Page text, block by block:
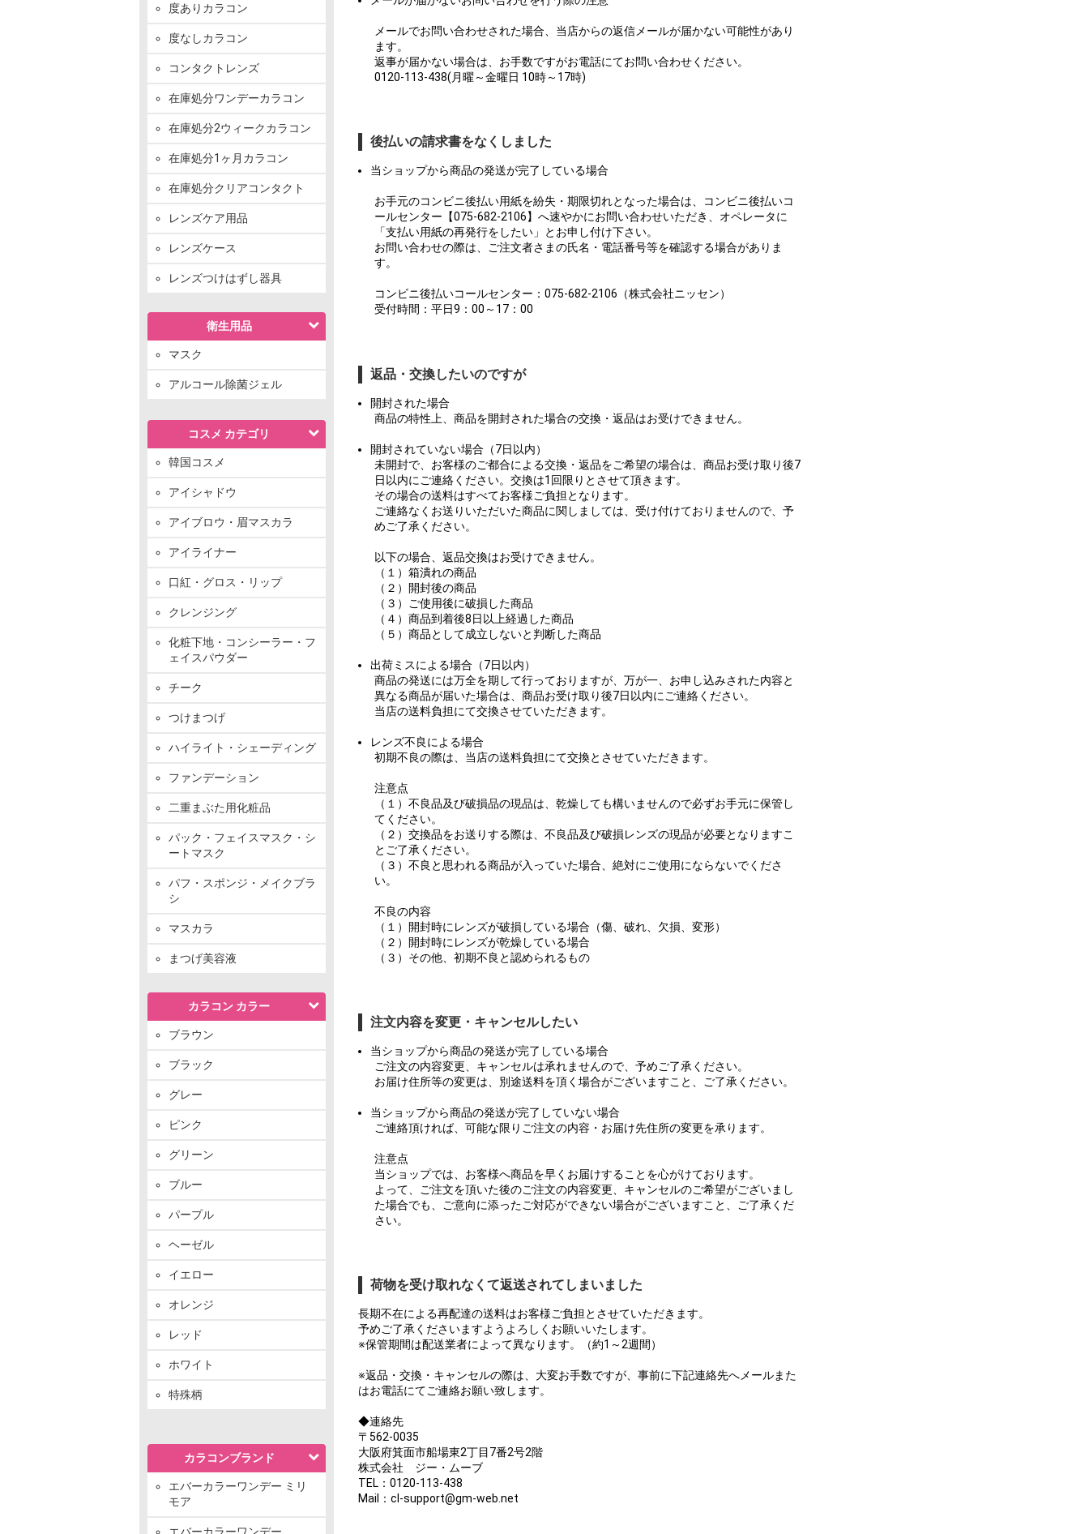
度ありカラコン
度なしカラコン
コンタクトレンズ
在庫処分ワンデーカラコン
在庫処分2ウィークカラコン
在庫処分1ヶ月カラコン
在庫処分クリアコンタクト
レンズケア用品
レンズケース
レンズつけはずし器具
衛生用品
マスク
アルコール除菌ジェル
コスメ カテゴリ
韓国コスメ
アイシャドウ
アイブロウ・眉マスカラ
アイライナー
口紅・グロス・リップ
クレンジング
化粧下地・コンシーラー・フ
ェイスパウダー
チーク
つけまつげ
ハイライト・シェーディング
ファンデーション
二重まぶた用化粧品
パック・フェイスマスク・シ
ートマスク
パフ・スポンジ・メイクブラ
シ
マスカラ
まつげ美容液
カラコン カラー
ブラウン
ブラック
グレー
ピンク
グリーン
ブルー
パープル
ヘーゼル
イエロー
オレンジ
レッド
ホワイト
特殊柄
カラコンブランド
エバーカラーワンデー ミリ
モア
エバーカラーワンデー
メールでお問い合わせされた場合、当店からの返信メールが届かない可能性があり
ます。
返事が届かない場合は、お手数ですがお電話にてお問い合わせください。
0120-113-438(月曜～金曜日 10時～17時)
後払いの請求書をなくしました
当ショップから商品の発送が完了している場合
お手元のコンビニ後払い用紙を紛失・期限切れとなった場合は、コンビニ後払いコ
ールセンター【075-682-2106】へ速やかにお問い合わせいただき、オペレータに
「支払い用紙の再発行をしたい」とお申し付け下さい。
お問い合わせの際は、ご注文者さまの氏名・電話番号等を確認する場合がありま
す。
コンビニ後払いコールセンター：075-682-2106（株式会社ニッセン）
受付時間：平日9：00～17：00
返品・交換したいのですが
開封された場合
商品の特性上、商品を開封された場合の交換・返品はお受けできません。
開封されていない場合（7日以内）
未開封で、お客様のご都合による交換・返品をご希望の場合は、商品お受け取り後7
日以内にご連絡ください。交換は1回限りとさせて頂きます。
その場合の送料はすべてお客様ご負担となります。
ご連絡なくお送りいただいた商品に関しましては、受け付けておりませんので、予
めご了承ください。
以下の場合、返品交換はお受けできません。
（１）箱潰れの商品
（２）開封後の商品
（３）ご使用後に破損した商品
（４）商品到着後8日以上経過した商品
（５）商品として成立しないと判断した商品
出荷ミスによる場合（7日以内）
商品の発送には万全を期して行っておりますが、万が一、お申し込みされた内容と
異なる商品が届いた場合は、商品お受け取り後7日以内にご連絡ください。
当店の送料負担にて交換させていただきます。
レンズ不良による場合
初期不良の際は、当店の送料負担にて交換とさせていただきます。
注意点
（１）不良品及び破損品の現品は、乾燥しても構いませんので必ずお手元に保管し
てください。
（２）交換品をお送りする際は、不良品及び破損レンズの現品が必要となりますこ
とご了承ください。
（３）不良と思われる商品が入っていた場合、絶対にご使用にならないでくださ
い。
不良の内容
（１）開封時にレンズが破損している場合（傷、破れ、欠損、変形）
（２）開封時にレンズが乾燥している場合
（３）その他、初期不良と認められるもの
注文内容を変更・キャンセルしたい
当ショップから商品の発送が完了している場合
ご注文の内容変更、キャンセルは承れませんので、予めご了承ください。
お届け住所等の変更は、別途送料を頂く場合がございますこと、ご了承ください。
当ショップから商品の発送が完了していない場合
ご連絡頂ければ、可能な限りご注文の内容・お届け先住所の変更を承ります。
注意点
当ショップでは、お客様へ商品を早くお届けすることを心がけております。
よって、ご注文を頂いた後のご注文の内容変更、キャンセルのご希望がございまし
た場合でも、ご意向に添ったご対応ができない場合がございますこと、ご了承くだ
さい。
荷物を受け取れなくて返送されてしまいました
長期不在による再配達の送料はお客様ご負担とさせていただきます。
予めご了承くださいますようよろしくお願いいたします。
※保管期間は配送業者によって異なります。（約1～2週間）
※返品・交換・キャンセルの際は、大変お手数ですが、事前に下記連絡先へメールまた
はお電話にてご連絡お願い致します。
◆連絡先
〒562-0035
大阪府箕面市船場東2丁目7番2号2階
株式会社 ジー・ムーブ
TEL：0120-113-438
Mail：cl-support@gm-web.net